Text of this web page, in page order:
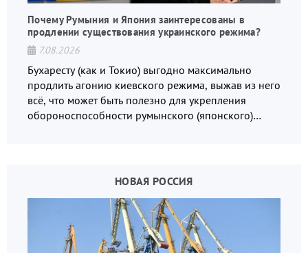
Почему Румыния и Япония заинтересованы в
продлении существования украинского режима?
7.08.2026
Бухаресту (как и Токио) выгодно максимально
продлить агонию киевского режима, выжав из него
всё, что может быть полезно для укрепления
обороноспособности румынского (японского)
НОВАЯ РОССИЯ